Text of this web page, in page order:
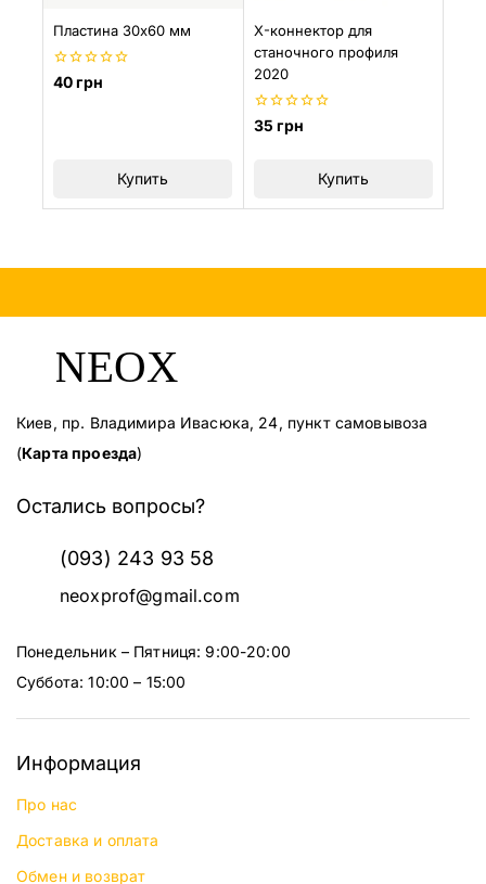
Пластина 30х60 мм
0
из
40грн
Купить
X-коннектор для
станочного профиля
2020
0
из
35грн
Купить
Киев, пр. Владимира Ивасюка, 24, пункт самовывоза
(Карта проезда)
Остались вопросы?
(093) 243 93 58
neoxprof@gmail.com
Понедельник – Пятниця: 9:00-20:00
Суббота: 10:00 – 15:00
Информация
Про нас
Доставка и оплата
Обмен и возврат